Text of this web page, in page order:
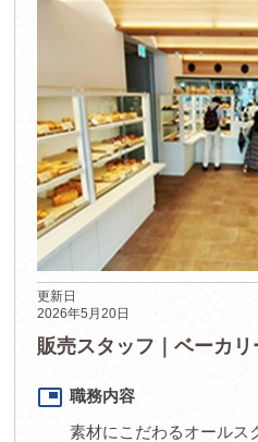
更新日
2026年5月20日
販売スタッフ｜ベーカ
picture_in_picture 職務内容
素材にこだわるオールス